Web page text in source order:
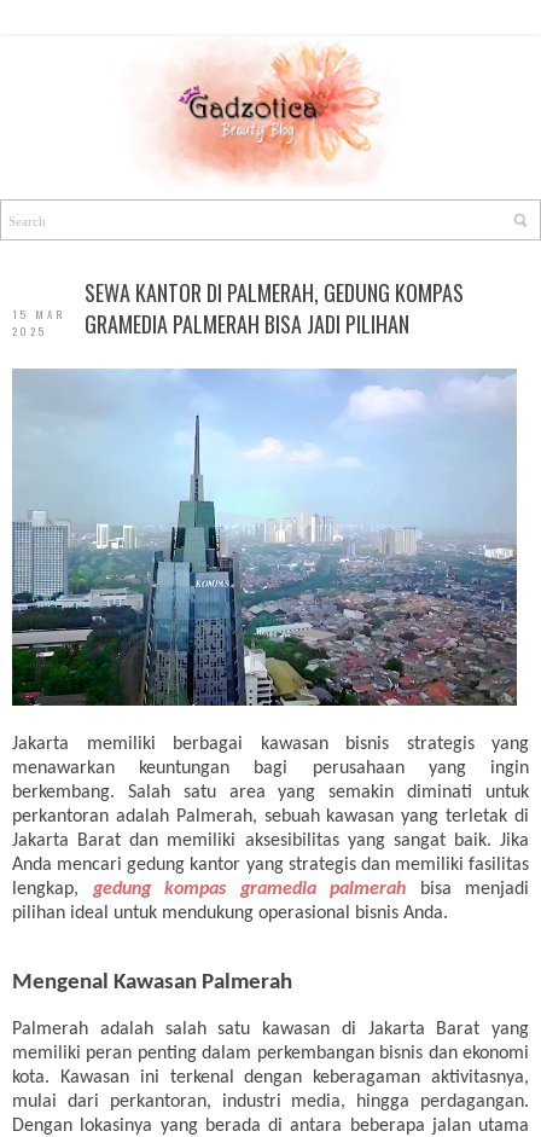
15 MAR
2025
SEWA KANTOR DI PALMERAH, GEDUNG KOMPAS
GRAMEDIA PALMERAH BISA JADI PILIHAN
Jakarta memiliki berbagai kawasan bisnis strategis yang
menawarkan keuntungan bagi perusahaan yang ingin
berkembang. Salah satu area yang semakin diminati untuk
perkantoran adalah Palmerah, sebuah kawasan yang terletak di
Jakarta Barat dan memiliki aksesibilitas yang sangat baik. Jika
Anda mencari gedung kantor yang strategis dan memiliki fasilitas
lengkap, gedung kompas gramedia palmerah bisa menjadi
pilihan ideal untuk mendukung operasional bisnis Anda.
Mengenal Kawasan Palmerah
Palmerah adalah salah satu kawasan di Jakarta Barat yang
memiliki peran penting dalam perkembangan bisnis dan ekonomi
kota. Kawasan ini terkenal dengan keberagaman aktivitasnya,
mulai dari perkantoran, industri media, hingga perdagangan.
Dengan lokasinya yang berada di antara beberapa jalan utama